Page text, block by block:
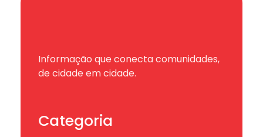
Informação que conecta comunidades,
de cidade em cidade.
Categoria